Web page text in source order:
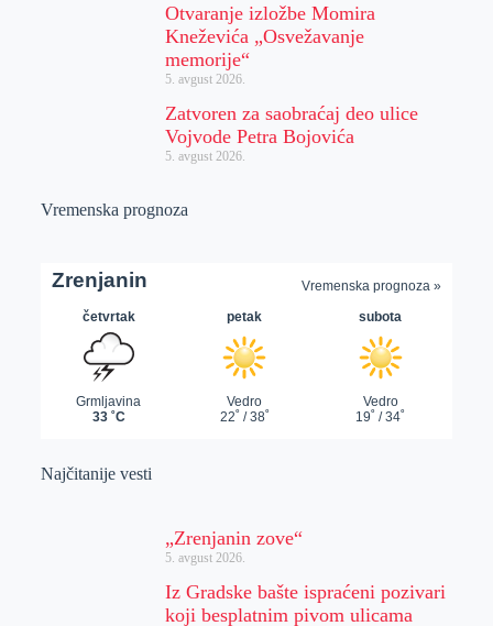
Otvaranje izložbe Momira
Kneževića „Osvežavanje
memorije“
5. avgust 2026.
Zatvoren za saobraćaj deo ulice
Vojvode Petra Bojovića
5. avgust 2026.
Vremenska prognoza
Najčitanije vesti
„Zrenjanin zove“
5. avgust 2026.
Iz Gradske bašte ispraćeni pozivari
koji besplatnim pivom ulicama